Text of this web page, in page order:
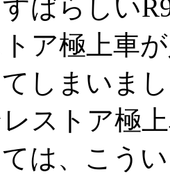
ばらしい
ア極上車
しまいま
ストア極
は、こう